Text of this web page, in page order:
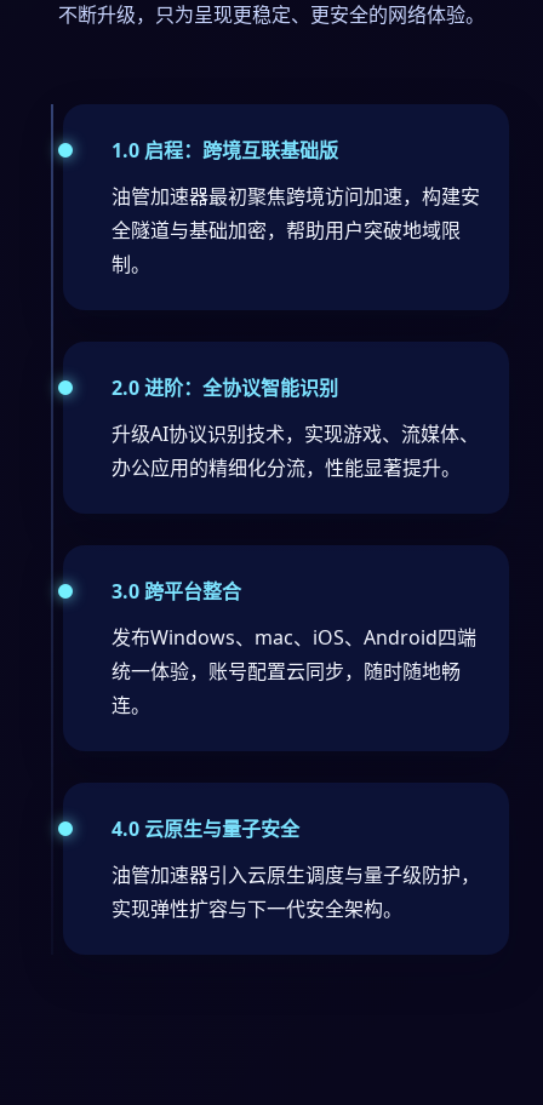
不断升级，只为呈现更稳定、更安全的网络体验。
1.0 启程：跨境互联基础版
油管加速器最初聚焦跨境访问加速，构建安
全隧道与基础加密，帮助用户突破地域限
制。
2.0 进阶：全协议智能识别
升级AI协议识别技术，实现游戏、流媒体、
办公应用的精细化分流，性能显著提升。
3.0 跨平台整合
发布Windows、mac、iOS、Android四端
统一体验，账号配置云同步，随时随地畅
连。
4.0 云原生与量子安全
油管加速器引入云原生调度与量子级防护，
实现弹性扩容与下一代安全架构。